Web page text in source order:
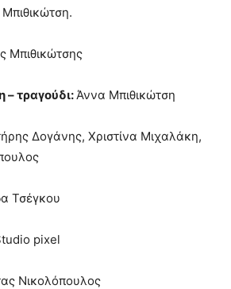
Μπιθικώτσης
– τραγούδι:Άννα Μπιθικώτση
Δογάνης, Χριστίνα Μιχαλάκη,
Τσέγκου
pixel
Νικολόπουλος